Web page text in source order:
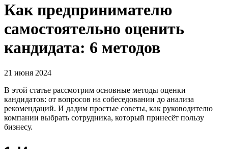
Как предпринимателю
самостоятельно оценить
кандидата: 6 методов
21 июня 2024
В этой статье рассмотрим основные методы оценки
кандидатов: от вопросов на собеседовании до анализа
рекомендаций. И дадим простые советы, как руководителю
компании выбрать сотрудника, который принесёт пользу
бизнесу.